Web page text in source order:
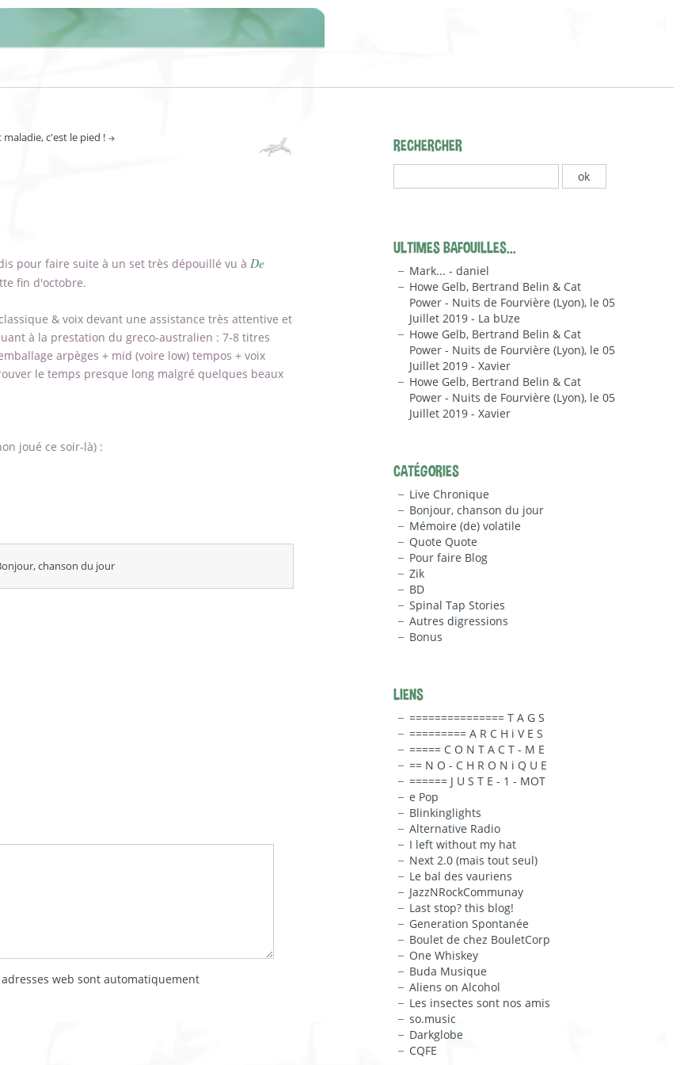
maladie, c'est le pied !
pour faire suite à un set très dépouillé vu à De
fin d'octobre.
& voix devant une assistance très attentive et
à la prestation du greco-australien : 7-8 titres
arpèges + mid (voire low) tempos + voix
le temps presque long malgré quelques beaux
joué ce soir-là) :
chanson du jour
web sont automatiquement
RECHERCHER
ULTIMES BAFOUILLES...
Mark... - daniel
Howe Gelb, Bertrand Belin & Cat
Power - Nuits de Fourvière (Lyon), le 05
Juillet 2019 - La bUze
Howe Gelb, Bertrand Belin & Cat
Power - Nuits de Fourvière (Lyon), le 05
Juillet 2019 - Xavier
Howe Gelb, Bertrand Belin & Cat
Power - Nuits de Fourvière (Lyon), le 05
Juillet 2019 - Xavier
CATÉGORIES
Live Chronique
Bonjour, chanson du jour
Mémoire (de) volatile
Quote Quote
Pour faire Blog
Zik
BD
Spinal Tap Stories
Autres digressions
Bonus
LIENS
=============== T A G S
========= A R C H i V E S
===== C O N T A C T - M E
== N O - C H R O N i Q U E
====== J U S T E - 1 - MOT
e Pop
Blinkinglights
Alternative Radio
I left without my hat
Next 2.0 (mais tout seul)
Le bal des vauriens
JazzNRockCommunay
Last stop? this blog!
Generation Spontanée
Boulet de chez BouletCorp
One Whiskey
Buda Musique
Aliens on Alcohol
Les insectes sont nos amis
so.music
Darkglobe
CQFE